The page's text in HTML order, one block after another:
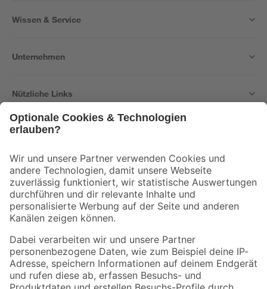
Wissen & Service
Unternehmen
Nützliche Links
Der toom Newsletter: Keine Angebote und Aktionen mehr verpassen!
Zur Newsletter Anmeldung
Folge uns
Zahlungsarten Versandarten